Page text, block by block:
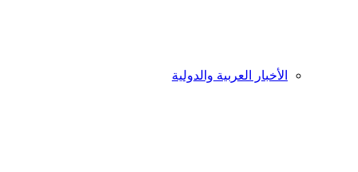
الأخبار العربية والدولية